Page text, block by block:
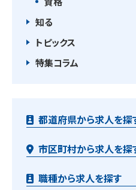
知る
トピックス
特集コラム
都道府県から求人を探
市区町村から求人を探
職種から求人を探す